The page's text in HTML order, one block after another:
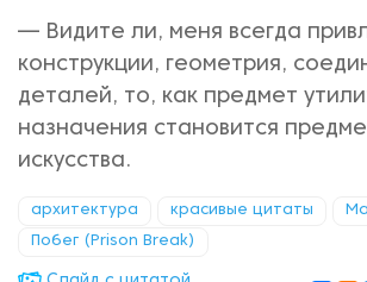
— Видите ли, меня всегда
конструкции, геометрия,
деталей, то, как предмет
назначения становится
искусства.
архитектура красивые цитаты
Побег (Prison Break)